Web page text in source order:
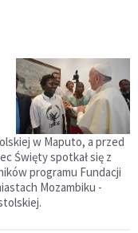
w Maputo, a przed
Święty spotkał się z
programu Fundacji
Mozambiku -